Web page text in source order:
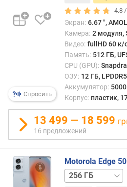
(
е
с
(
г
)
о
е
р
Спросить
4.8
Экран: 6.67 ",
Камера: 2 модуля,
Видео: fullHD 60 к/
Память: 512 ГБ,
CPU (GPU):
ОЗУ: 12 ГБ,
Аккумулятор:
Корпус: пластик,
13 499 — 18 599
16 предложений
Motorola Edge
512 ГБ